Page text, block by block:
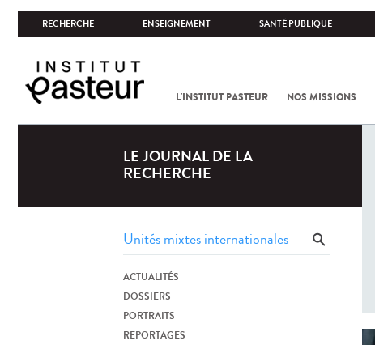
RECHERCHE ENSEIGNEMENT SANTÉ PUBLIQUE
L'INSTITUT PASTEUR NOS MISSIONS
LE JOURNAL DE LA
RECHERCHE
ACTUALITÉS
DOSSIERS
PORTRAITS
REPORTAGES